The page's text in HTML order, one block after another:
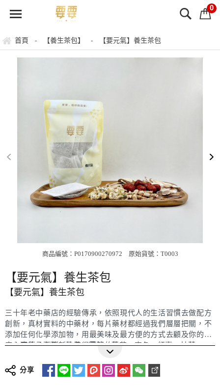
0
首頁 - 【養生茶包】 - 【要元氣】養生茶包
商品編號：P0170900270972 原始貨號：T0003
【要元氣】養生茶包
【要元氣】養生茶包
三十年老中藥店的經驗傳承，依照現代人的生活習慣去做配方
創新，真材實料的中藥材，每片藥材都經過我們層層把關，不
添加任何化學添加物，用最美味及最方便的方式去顧及你的健
康，要傳承要創新，值得最好的你。
【要元氣】養身茶飲內富含人蔘、黃耆及黨蔘，沖泡起來帶有
淡淡的蔘香，讓你元氣滿滿，要要創新配方加有菊花、紅棗和
甘草，飲用時有菊花紅棗香，甘草的回甘襯托出滿滿的蔘香。
內容物 / 人蔘、黃耆、黨蔘、菊花、麥冬、紅棗、甘草
淨重 / 60g
保存期限 / 一年
分享